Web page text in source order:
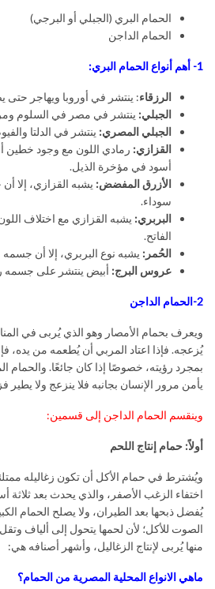
الحمام البري (الجبلي أو البرجي)
الحمام الداجن
1- أهم أنواع الحمام البري:
الرزقاء: ينتشر في أوروبا ويهاجر حتى
الجبلي: ينتشر في مصر في السلوم
الجبلي المصري: ينتشر في الدلتا
القزازي: رمادي اللون مع وجود خطين
أسود في مؤخرة الذيل.
الأزرق المفضض: يشبه القزازي، إلا
سوداء.
البربري: يشبه القزازي مع اختلاف
الفاتح.
الحُمر: يشبه نوع البربري، إلا أن
عروس البرج: أبيض ينتشر على جسمه
2- الحمام الداجن
ويعرف بحمام الأمصار وهو الذي يُربى في
يُزعجه. فإذا اعتاد المربي أن يُطعمه من يده،
بمجرد رؤيته، خصوصًا إذا كان جائعًا.
يأمن مرور الإنسان بجانبه فلا ينزعج ولا يطير
وينقسم الحمام الداجن إلى قسمين:
أولاً: حمام إنتاج اللحم
ويُشترط في حمام الأكل أن تكون زغاليله
اختفاء الزغب الأصفر، والذي يحدث بعد ثلاثة
يُفضل ذبحها بعد الطيران، ولا يصلح الحمام
الصوت للأكل؛ لأن لحمها يتحول إلى ألياف وتقل
منها يُربى لإنتاج الزغاليل، وأشهر أصنافه هي:
ماهي الانواع المحلیة المصریة من الحمام؟